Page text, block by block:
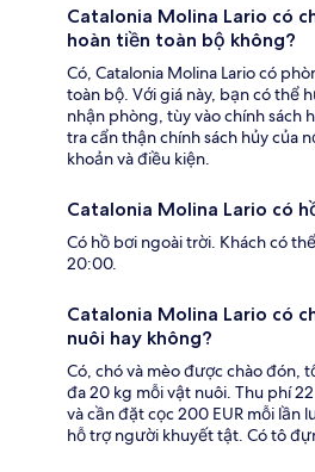
Catalonia Molina Lario có
hoàn tiền toàn bộ không?
Có, Catalonia Molina Lario có
toàn bộ. Với giá này, bạn có thể
nhận phòng, tùy vào chính sách
tra cẩn thận chính sách hủy của
khoản và điều kiện.
Catalonia Molina Lario có
Có hồ bơi ngoài trời. Khách có
20:00.
Catalonia Molina Lario có
nuôi hay không?
Có, chó và mèo được chào đón,
đa 20 kg mỗi vật nuôi. Thu phí
và cần đặt cọc 200 EUR mỗi lần
hỗ trợ người khuyết tật. Có tô